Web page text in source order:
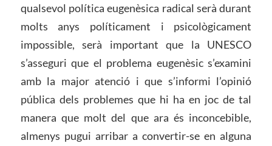
qualsevol política eugenèsica radical serà durant
molts anys políticament i psicològicament
impossible, serà important que la UNESCO
s’asseguri que el problema eugenèsic s’examini
amb la major atenció i que s’informi l’opinió
pública dels problemes que hi ha en joc de tal
manera que molt del que ara és inconcebible,
almenys pugui arribar a convertir-se en alguna